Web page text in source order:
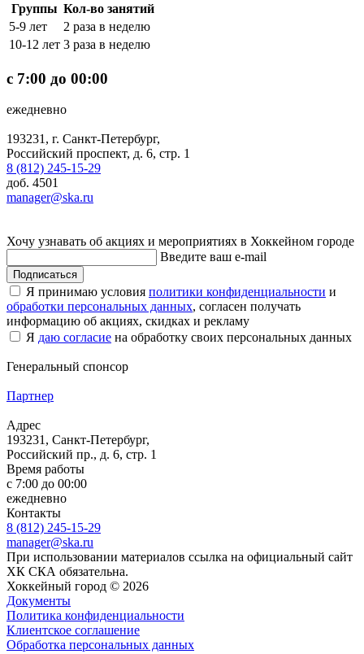
Группы Кол-во занятий
5-9 лет
2 раза в неделю
10-12 лет 3 раза в неделю
с 7:00 до 00:00
ежедневно
193231, г. Санкт-Петербург,
Российский проспект, д. 6, стр. 1
8 (812) 245-15-29
доб. 4501
manager@ska.ru
Хочу узнавать об акциях и мероприятиях в Хоккейном городе
Введите ваш e-mail
Подписаться
Я принимаю условия политики конфиденциальности и
обработки персональных данных, согласен получать
информацию об акциях, скидках и рекламу
Я даю согласие на обработку своих персональных данных
Генеральный спонсор
Партнер
Адрес
193231, Санкт-Петербург,
Российский пр., д. 6, стр. 1
Время работы
с 7:00 до 00:00
ежедневно
Контакты
8 (812) 245-15-29
manager@ska.ru
При использовании материалов ссылка на официальный сайт
ХК СКА обязательна.
Хоккейный город © 2026
Документы
Политика конфиденциальности
Клиентское соглашение
Обработка персональных данных